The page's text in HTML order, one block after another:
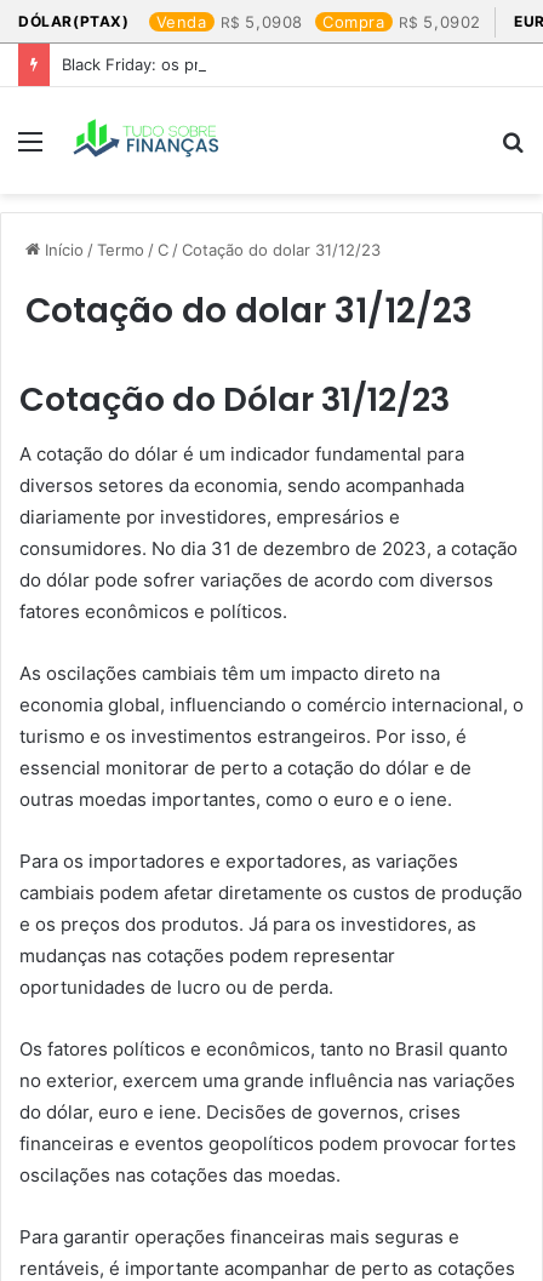
DÓLAR(PTAX) Venda 5,0908 Compra 5,0902
Black Friday: os produtos que mais valem a pena
Menu
Início /Termo /C /Cotação do dolar 31/12/23​
Cotação do dolar 31/12/23​
Cotação do Dólar 31/12/23
A cotação do dólar é um indicador fundamental para
diversos setores da economia, sendo acompanhada
diariamente por investidores, empresários e
consumidores. No dia 31 de dezembro de 2023, a cotação
do dólar pode sofrer variações de acordo com diversos
fatores econômicos e políticos.
As oscilações cambiais têm um impacto direto na
economia global, influenciando o comércio internacional, o
turismo e os investimentos estrangeiros. Por isso, é
essencial monitorar de perto a cotação do dólar e de
outras moedas importantes, como o euro e o iene.
Para os importadores e exportadores, as variações
cambiais podem afetar diretamente os custos de produção
e os preços dos produtos. Já para os investidores, as
mudanças nas cotações podem representar
oportunidades de lucro ou de perda.
Os fatores políticos e econômicos, tanto no Brasil quanto
no exterior, exercem uma grande influência nas variações
do dólar, euro e iene. Decisões de governos, crises
financeiras e eventos geopolíticos podem provocar fortes
oscilações nas cotações das moedas.
Para garantir operações financeiras mais seguras e
rentáveis, é importante acompanhar de perto as cotações